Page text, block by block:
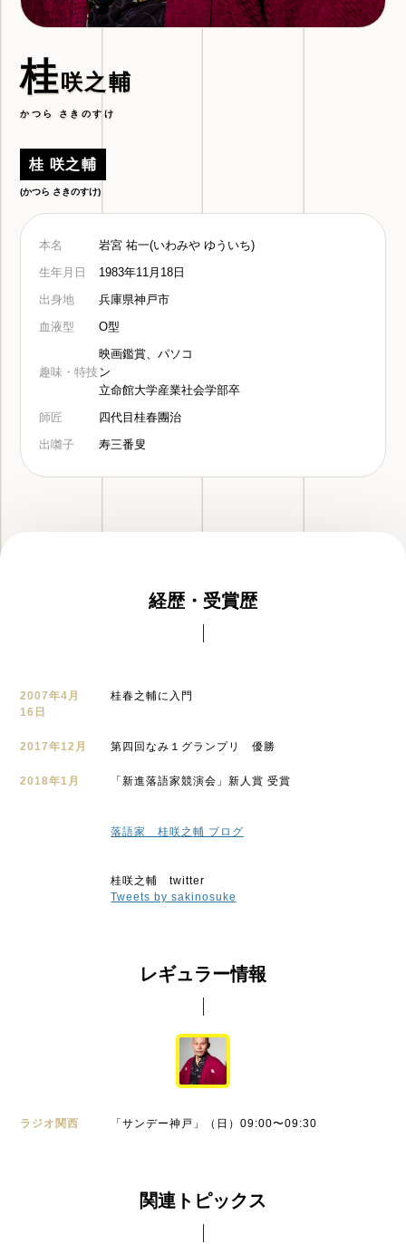
桂咲之輔
かつら さきのすけ
桂 咲之輔
(かつら さきのすけ)
本名
岩宮 祐一(いわみや ゆういち)
生年月日
1983年11月18日
出身地
兵庫県神戸市
血液型
O型
趣味・特技
映画鑑賞、パソコ
ン
立命館大学産業社会学部卒
師匠
四代目桂春團治
出囃子
寿三番叟
経歴・受賞歴
2007年4月
16日
桂春之輔に入門
2017年12月 第四回なみ１グランプリ 優勝
2018年1月 「新進落語家競演会」新人賞 受賞
落語家 桂咲之輔 ブログ
桂咲之輔 twitter
Tweets by sakinosuke
レギュラー情報
ラジオ関西 「サンデー神戸」（日）09:00〜09:30
関連トピックス